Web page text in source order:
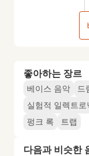
좋아하는 장르
베이스 음악 드
실험적 일렉트로
펑크 록
트랩
다음과 비슷한